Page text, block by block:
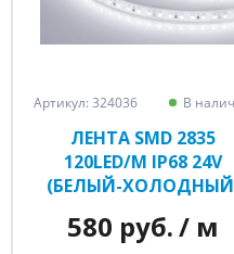
Артикул: 324036 В
ЛЕНТА SMD 2835
120LED/M IP68 24V
(БЕЛЫЙ-
580 руб./ м